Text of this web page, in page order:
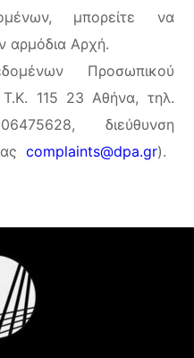
μπορείτε να
αρμόδια Αρχή.
Προσωπικού
Τ.Κ. 115 23 Αθήνα, τηλ.
διεύθυνση
complaints@dpa.gr).